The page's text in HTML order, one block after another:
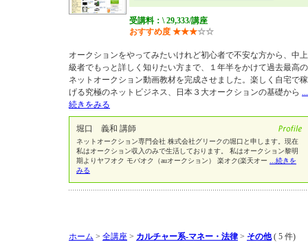
受講料：\ 29,333/講座
おすすめ度 ★★★☆☆
オークションをやってみたいけれど初心者で不安な方から、中上
級者でもっと詳しく知りたい方まで、１年半をかけて過去最高の
ネットオークション動画教材を完成させました。楽しく自宅で稼
げる究極のネットビジネス、日本３大オークションの基礎から ...
続きをみる
堀口 義和 講師
ネットオークション専門会社 株式会社グリークの堀口と申します。現在
私はオークション収入のみで生活しております。 私はオークション黎明
期よりヤフオク モバオク（auオークション） 楽オク(楽天オー
...続きを
みる
ホーム > 全講座 > カルチャー系-マネー・法律> その他 ( 5 件)